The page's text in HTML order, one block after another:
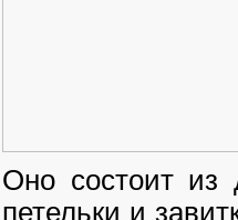
Оно состоит из
петельки и